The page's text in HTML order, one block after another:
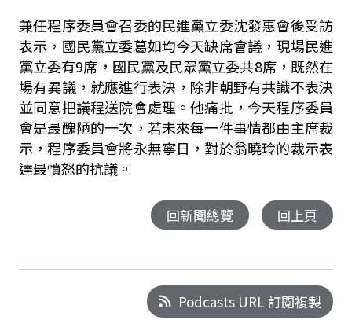
兼任程序委員會召委的民進黨立委沈發惠會後受訪
表示，國民黨立委葛如均今天缺席會議，現場民進
黨立委有9席，國民黨及民眾黨立委共8席，既然在
場有異議，就應進行表決，除非朝野有共識不表決
並同意把議程送院會處理。他痛批，今天程序委員
會是最醜陋的一次，若未來每一件事情都由主席裁
示，程序委員會將永無寧日，對於翁曉玲的裁示表
達最憤怒的抗議。
回新聞總覽 回上頁
Podcasts URL 訂閱複製